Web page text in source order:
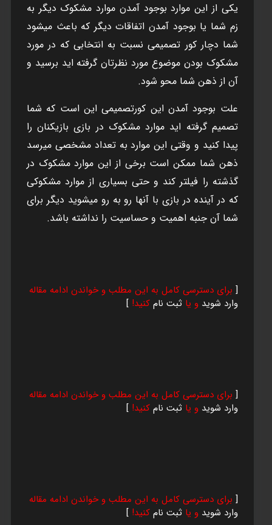
يکی از اين موارد بوجود آمدن موارد مشکوک ديگر به
زم شما يا بوجود آمدن اتفاقات ديگر که باعث ميشود
شما دچار کور تصميمی نسبت به انتخابی که در مورد
مشکوک بودن موضوع مورد نظرتان گرفته ايد برسيد و
آن از ذهن شما محو شود.
علت بوجود آمدن اين کورتصميمی اين است که شما
تصميم گرفته ايد موارد مشکوک در بازی بازيکنان را
پيدا کنيد و وقتی اين موارد به تعداد مشخصی ميرسد
ذهن شما ممکن است برخی از اين موارد مشکوک در
گذشته را فيلتر کند و حتی بسياری از موارد مشکوکی
که در آينده در بازی با آنها رو به رو ميشويد ديگر برای
شما آن جنبه اهميت و حساسيت را نداشته باشد.
[ برای دسترسی کامل به این مطلب و خواندن ادامه مقاله
وارد شوید و یاثبت نام کنید!]
[ برای دسترسی کامل به این مطلب و خواندن ادامه مقاله
وارد شوید و یاثبت نام کنید!]
[ برای دسترسی کامل به این مطلب و خواندن ادامه مقاله
وارد شوید و یاثبت نام کنید!]